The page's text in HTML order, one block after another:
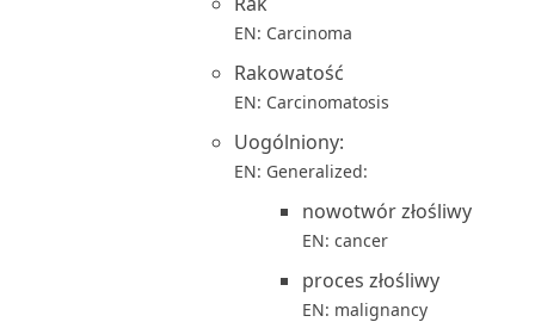
EN: Carcinoma
Rakowatość
EN: Carcinomatosis
Uogólniony:
EN: Generalized:
nowotwór złośliwy
EN: cancer
proces złośliwy
EN: malignancy